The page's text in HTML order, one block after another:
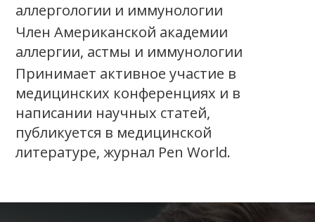
аллергологии и иммунологии
Член Американской академии
аллергии, астмы и иммунологии
Принимает активное участие в
медицинских конференциях и в
написании научных статей,
публикуется в медицинской
литературе, журнал Pen World.